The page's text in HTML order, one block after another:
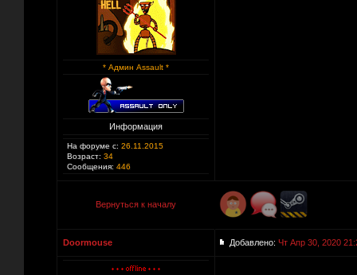
* Админ Assault *
Информация
На форуме с: 26.11.2015
Возраст: 34
Сообщения: 446
Вернуться к началу
Doormouse Добавлено: Чт Апр 30, 2020